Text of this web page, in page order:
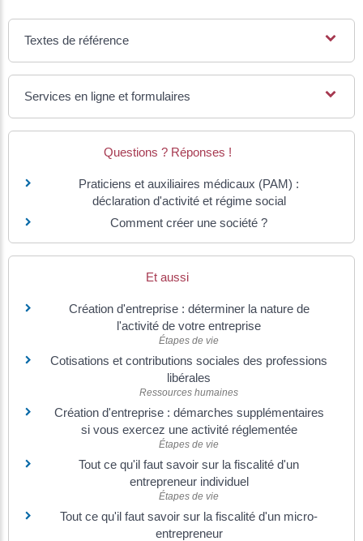
Textes de référence
Services en ligne et formulaires
Questions ? Réponses !
Praticiens et auxiliaires médicaux (PAM) :
déclaration d'activité et régime social
Comment créer une société ?
Et aussi
Création d'entreprise : déterminer la nature de
l'activité de votre entreprise
Étapes de vie
Cotisations et contributions sociales des professions
libérales
Ressources humaines
Création d'entreprise : démarches supplémentaires
si vous exercez une activité réglementée
Étapes de vie
Tout ce qu'il faut savoir sur la fiscalité d'un
entrepreneur individuel
Étapes de vie
Tout ce qu'il faut savoir sur la fiscalité d'un micro-
entrepreneur